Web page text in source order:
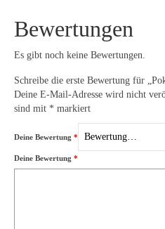
Bewertungen
Es gibt noch keine Bewertungen.
Schreibe die erste Bewertung für
Deine E-Mail-Adresse wird nicht
sind mit * markiert
Deine Bewertung *
Deine Bewertung *